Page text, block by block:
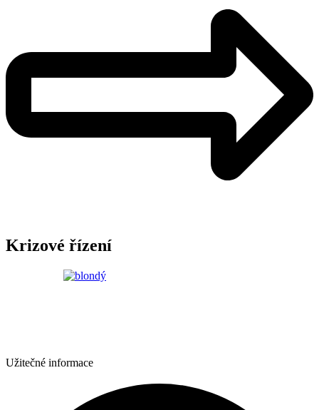
Krizové řízení
Užitečné informace